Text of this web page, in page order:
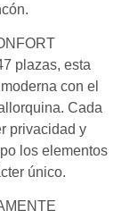
plazas, esta
con el
Cada
privacidad y
los elementos
único.